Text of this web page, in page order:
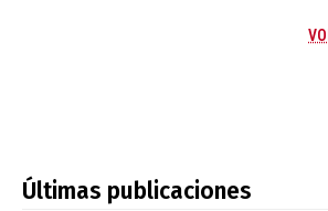
Últimas publicaciones